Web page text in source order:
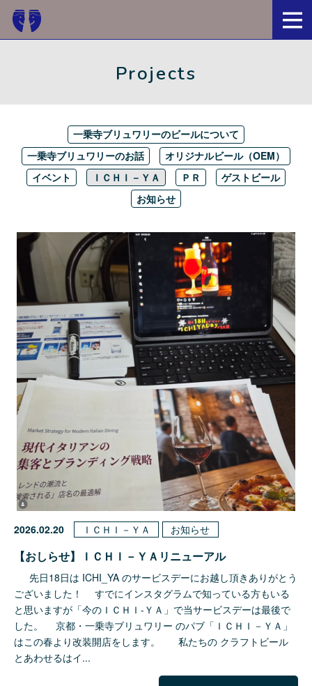
Projects
一乗寺ブリュワリーのビールについて
一乗寺ブリュワリーのお話
オリジナルビール（OEM）
イベント
ＩＣＨＩ－ＹＡ ＰＲ
ゲストビール
お知らせ
2026.02.20 ＩＣＨＩ－ＹＡ お知らせ
【おしらせ】ＩＣＨＩ－ＹＡリニューアル
先日18日は ICHI_YA のサービスデーにお越し頂きありがとう
ございました！ すでにインスタグラムで知っている方もいる
と思いますが「今のＩＣＨＩ-ＹＡ」で当サービスデーは最後で
した。 京都・一乗寺ブリュワリー のパブ「ＩＣＨＩ－ＹＡ」
はこの春より改装開店をします。 私たちの クラフトビール
とあわせるはイ...